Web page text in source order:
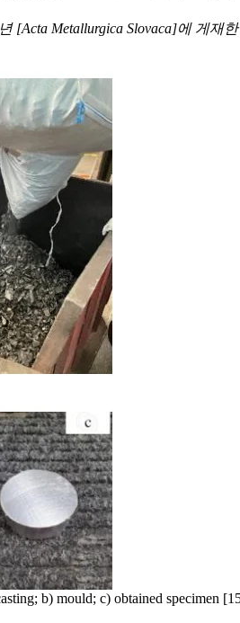
[Acta Metallurgica Slovaca]에 게
b) mould; c) obtained specimen